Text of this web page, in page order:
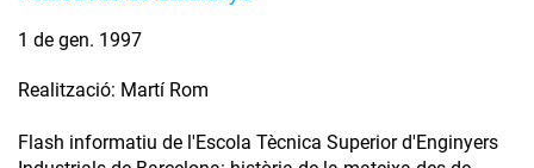
1 de gen. 1997
Realització: Martí Rom
Flash informatiu de l'Escola Tècnica Superior d'Enginyers